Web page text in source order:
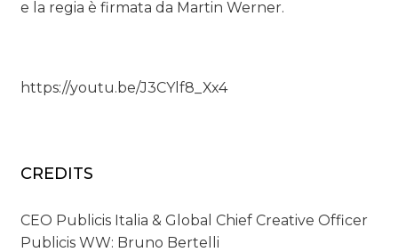
e la regia è firmata da Martin Werner.
https://youtu.be/J3CYlf8_Xx4
CREDITS
CEO Publicis Italia & Global Chief Creative Officer
Publicis WW: Bruno Bertelli